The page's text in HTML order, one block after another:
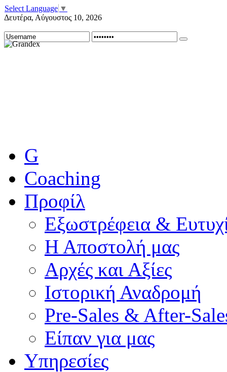
Select Language ▼
Δευτέρα, Αύγουστος 10, 2026
G
Coaching
Προφίλ
Εξωστρέφεια &
Η Αποστολή μας
Αρχές και Αξίες
Ιστορική Αναδρομή
Pre-Sales & After-
Είπαν για μας
Υπηρεσίες